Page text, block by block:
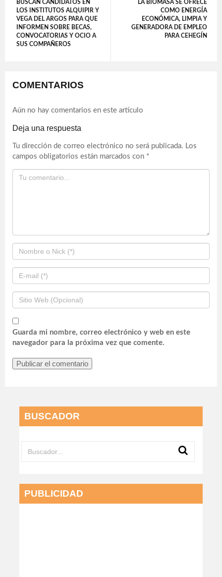
BUSCAN CANDIDATOS EN
LOS INSTITUTOS ALQUIPIR Y
VEGA DEL ARGOS PARA QUE
INFORMEN SOBRE BECAS,
CONVOCATORIAS Y OCIO A
SUS COMPAÑEROS
LA BIOMASA SE OFRECE
COMO ENERGÍA
ECONÓMICA, LIMPIA Y
GENERADORA DE EMPLEO
PARA CEHEGÍN
COMENTARIOS
Aún no hay comentarios en este artículo
Deja una respuesta
Tu dirección de correo electrónico no será publicada. Los
campos obligatorios están marcados con *
Guarda mi nombre, correo electrónico y web en este
navegador para la próxima vez que comente.
BUSCADOR
PUBLICIDAD